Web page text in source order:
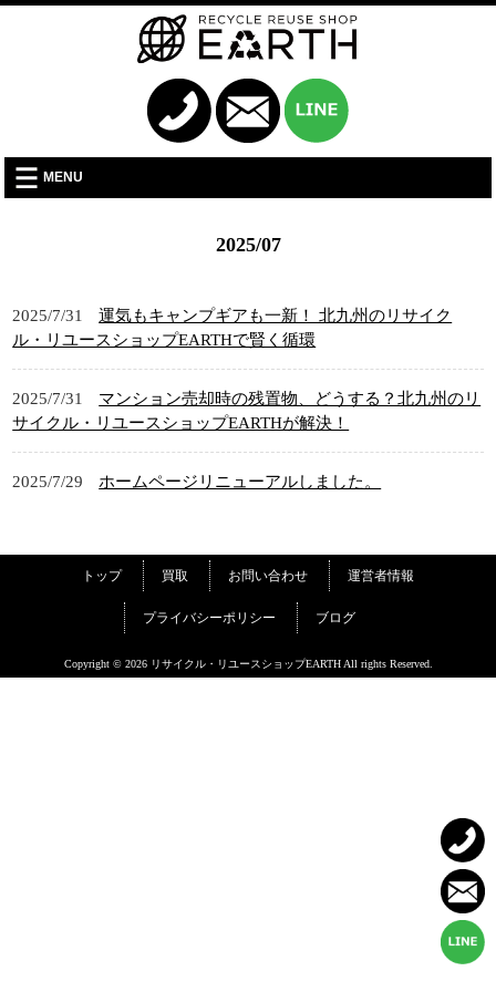
MENU
2025/07
2025/7/31
運気もキャンプギアも一新！ 北九州のリサイク
ル・リユースショップEARTHで賢く循環
2025/7/31
マンション売却時の残置物、どうする？北九州のリ
サイクル・リユースショップEARTHが解決！
2025/7/29 ホームページリニューアルしました。
トップ 買取 お問い合わせ 運営者情報
プライバシーポリシー ブログ
Copyright © 2026 リサイクル・リユースショップEARTH All rights Reserved.